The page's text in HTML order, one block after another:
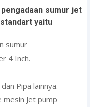
sumur jet
yaitu
sumur
4 Inch.
Pipa lainnya.
Jet pump